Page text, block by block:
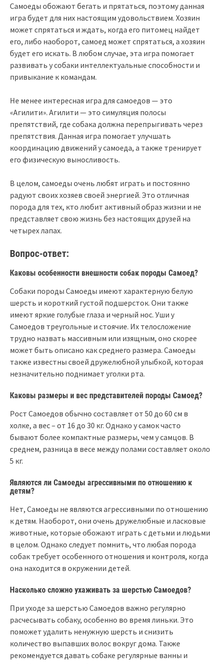
Самоеды обожают бегать и прятаться, поэтому данная
игра будет для них настоящим удовольствием. Хозяин
может спрятаться и ждать, когда его питомец найдет
его, либо наоборот, самоед может спрятаться, а хозяин
будет его искать. В любом случае, эта игра помогает
развивать у собаки интеллектуальные способности и
привыкание к командам.
Не менее интересная игра для самоедов — это
«Агилити». Агилити — это симуляция полосы
препятствий, где собака должна перепрыгивать через
препятствия. Данная игра помогает улучшать
координацию движений у самоеда, а также тренирует
его физическую выносливость.
В целом, самоеды очень любят играть и постоянно
радуют своих хозяев своей энергией. Это отличная
порода для тех, кто любит активный образ жизни и не
представляет свою жизнь без настоящих друзей на
четырех лапах.
Вопрос-ответ:
Каковы особенности внешности собак породы Самоед?
Собаки породы Самоеды имеют характерную белую
шерсть и короткий густой подшерсток. Они также
имеют яркие голубые глаза и черный нос. Уши у
Самоедов треугольные и стоячие. Их телосложение
трудно назвать массивным или изящным, оно скорее
может быть описано как среднего размера. Самоеды
также известны своей дружелюбной улыбкой, которая
незначительно поднимает уголки рта.
Каковы размеры и вес представителей породы Самоед?
Рост Самоедов обычно составляет от 50 до 60 см в
холке, а вес – от 16 до 30 кг. Однако у самок часто
бывают более компактные размеры, чем у самцов. В
среднем, разница в весе между полами составляет около
5 кг.
Являются ли Самоеды агрессивными по отношению к
детям?
Нет, Самоеды не являются агрессивными по отношению
к детям. Наоборот, они очень дружелюбные и ласковые
животные, которые обожают играть с детьми и людьми
в целом. Однако следует помнить, что любая порода
собак требует особенного отношения и контроля, когда
она находится в окружении детей.
Насколько сложно ухаживать за шерстью Самоедов?
При уходе за шерстью Самоедов важно регулярно
расчесывать собаку, особенно во время линьки. Это
поможет удалить ненужную шерсть и снизить
количество выпавших волос вокруг дома. Также
рекомендуется давать собаке регулярные ванны и